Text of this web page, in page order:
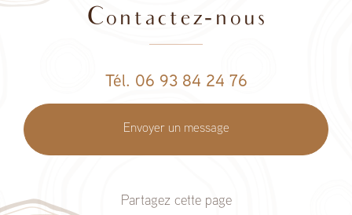
Contactez-nous
Tél. 06 93 84 24 76
Envoyer un message
Partagez cette page